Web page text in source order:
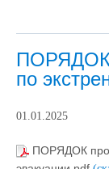
ПОРЯДОК
по
01.01.2025
ПОРЯДОК